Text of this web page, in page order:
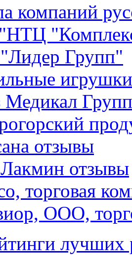
компаний
Групп"
игрушки
Медикал Групп
отзывы
отзывы
торговая
ООО,
лучших